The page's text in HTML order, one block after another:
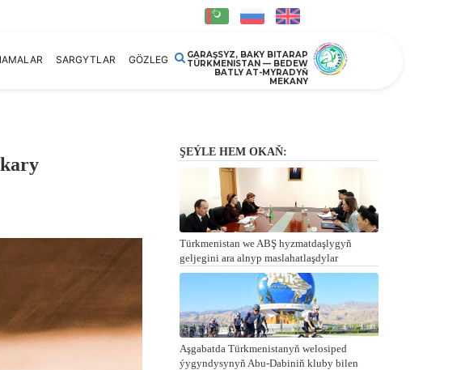
SARGYTLAR GÖZLEG
GARAŞSYZ, BAKY BITARAP
TÜRKMENISTAN — BEDEW
BATLY AT-MYRADYŇ
MEKANY
ŞEÝLE HEM OKAŇ:
Türkmenistan we ABŞ hyzmatdaşlygyň
geljegini ara alnyp maslahatlaşdylar
Aşgabatda Türkmenistanyň welosiped
ýygyndysynyň Abu-Dabiniň kluby bilen